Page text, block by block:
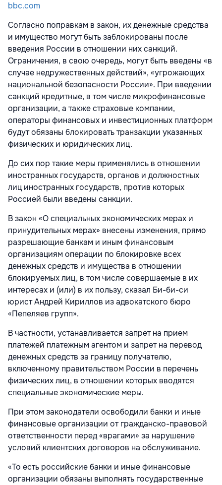
bbc.com
Согласно поправкам в закон, их денежные средства
и имущество могут быть заблокированы после
введения России в отношении них санкций.
Ограничения, в свою очередь, могут быть введены «в
случае недружественных действий», «угрожающих
национальной безопасности России». При введении
санкций кредитные, в том числе микрофинансовые
организации, а также страховые компании,
операторы финансовых и инвестиционных платформ
будут обязаны блокировать транзакции указанных
физических и юридических лиц.
До сих пор такие меры применялись в отношении
иностранных государств, органов и должностных
лиц иностранных государств, против которых
Россией были введены санкции.
В закон «О специальных экономических мерах и
принудительных мерах» внесены изменения, прямо
разрешающие банкам и иным финансовым
организациям операции по блокировке всех
денежных средств и имущества в отношении
блокируемых лиц, в том числе совершаемые в их
интересах и (или) в их пользу, сказал Би-би-си
юрист Андрей Кириллов из адвокатского бюро
«Пепеляев групп».
В частности, устанавливается запрет на прием
платежей платежным агентом и запрет на перевод
денежных средств за границу получателю,
включенному правительством России в перечень
физических лиц, в отношении которых вводятся
специальные экономические меры.
При этом законодатели освободили банки и иные
финансовые организации от гражданско-правовой
ответственности перед «врагами» за нарушение
условий клиентских договоров на обслуживание.
«То есть российские банки и иные финансовые
организации обязаны выполнять государственные